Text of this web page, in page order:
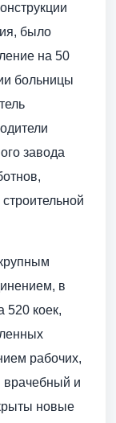
было
на 50
больницы
завода
в
520 коек,
рабочих,
и
новые